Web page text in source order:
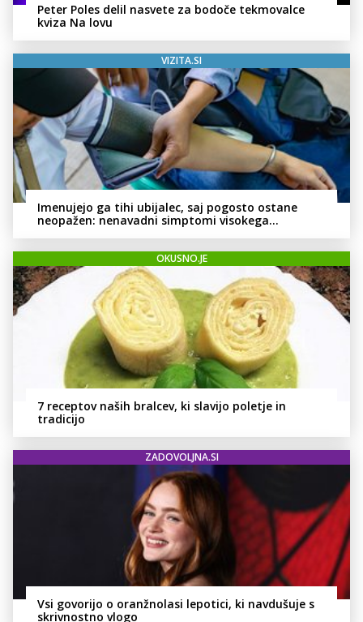
Peter Poles delil nasvete za bodoče tekmovalce
kviza Na lovu
VIZITA.SI
Imenujejo ga tihi ubijalec, saj pogosto ostane
neopažen: nenavadni simptomi visokega
OKUSNO.JE
7 receptov naših bralcev, ki slavijo poletje in
tradicijo
ZADOVOLJNA.SI
Vsi govorijo o oranžnolasi lepotici, ki navdušuje s
skrivnostno vlogo